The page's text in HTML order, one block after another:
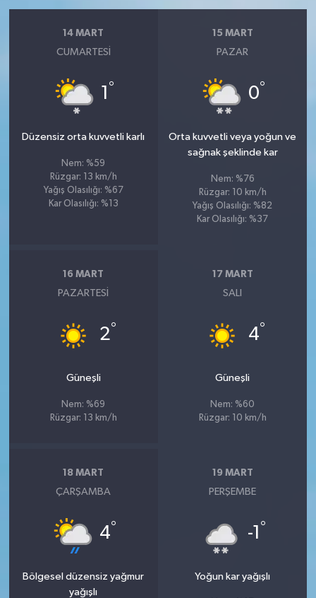
14 MART
CUMARTESI
1 °
Düzensiz orta kuvvetli karlı
Nem: %59
Rüzgar: 13 km/h
Yağış Olasılığı: %67
Kar Olasılığı: %13
15 MART
PAZAR
0°
Orta kuvvetli veya yoğun ve
sağnak şeklinde kar
Nem: %76
Rüzgar: 10 km/h
Yağış Olasılığı: %82
Kar Olasılığı: %37
16 MART
PAZARTESI
2°
Güneşli
Nem: %69
Rüzgar: 13 km/h
17 MART
SALI
4°
Güneşli
Nem: %60
Rüzgar: 10 km/h
18 MART
ÇARŞAMBA
4°
Bölgesel düzensiz yağmur
yağışlı
19 MART
PERŞEMBE
-1 °
Yoğun kar yağışlı